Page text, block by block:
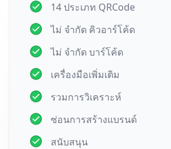
14 ประเภท QRCode
ไม่ จำกัด คิวอาร์โค้ด
ไม่ จำกัด บาร์โค้ด
เครื่องมือเพิ่มเติม
รวมการวิเคราะห์
ซ่อนการสร้างแบรนด์
สนับสนุน